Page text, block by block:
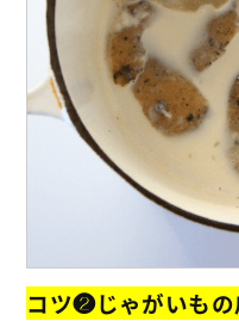
コツ❷じゃがいも